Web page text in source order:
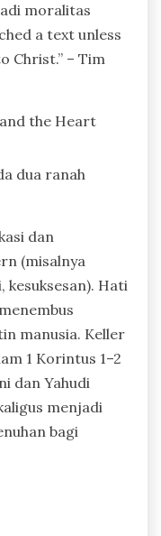
moralitas
a text unless
Christ.” – Tim
the Heart
dua ranah
dan
(misalnya
kesuksesan). Hati
manusia. Keller
1 Korintus 1–2
dan Yahudi
menjadi
bagi